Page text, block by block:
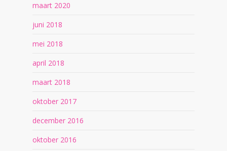
maart 2020
juni 2018
mei 2018
april 2018
maart 2018
oktober 2017
december 2016
oktober 2016